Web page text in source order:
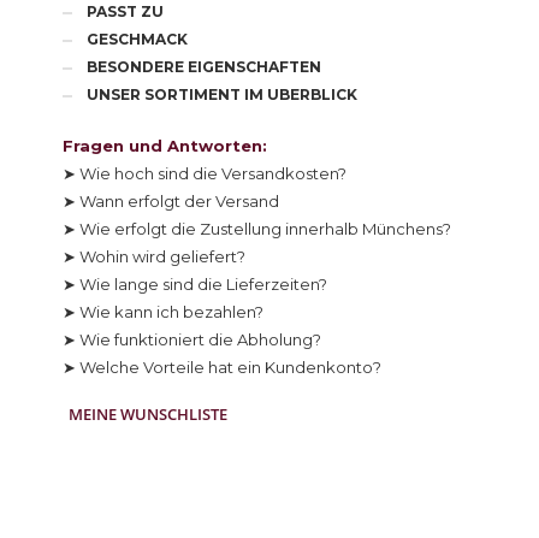
PASST ZU
GESCHMACK
BESONDERE EIGENSCHAFTEN
UNSER SORTIMENT IM UBERBLICK
Fragen und Antworten:
➤ Wie hoch sind die Versandkosten?
➤ Wann erfolgt der Versand
➤ Wie erfolgt die Zustellung innerhalb Münchens?
➤ Wohin wird geliefert?
➤ Wie lange sind die Lieferzeiten?
➤ Wie kann ich bezahlen?
➤ Wie funktioniert die Abholung?
➤ Welche Vorteile hat ein Kundenkonto?
MEINE WUNSCHLISTE